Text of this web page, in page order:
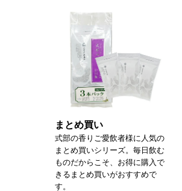
まとめ買い
式部の香りご愛飲者様に人気の
まとめ買いシリーズ。毎日飲む
ものだからこそ、お得に購入で
きるまとめ買いがおすすめで
す。